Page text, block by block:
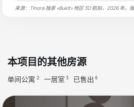
来源：Tinora 独家 «Bukit» 地区 3D 航拍，2026 年。
本项目的其他房源
单间公寓 2 一居室 3 已售出 6